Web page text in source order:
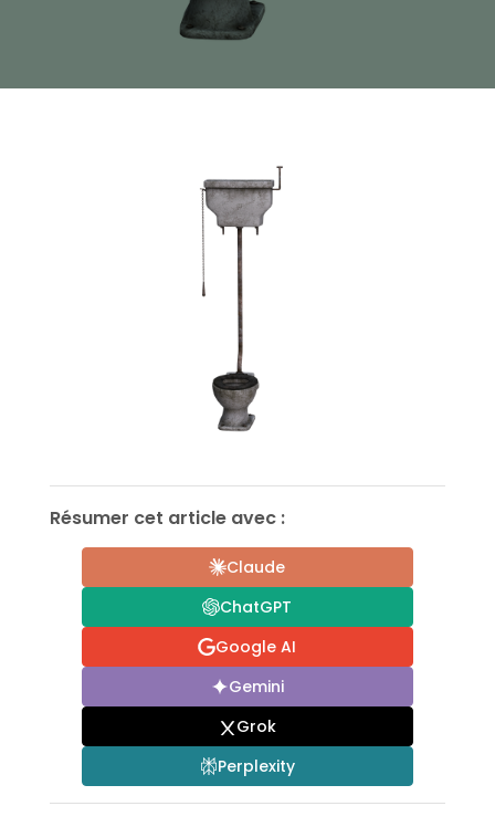
Résumer cet article avec :
Claude
ChatGPT
Google AI
Gemini
Grok
Perplexity